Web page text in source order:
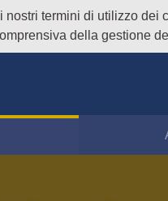
termini di utilizzo dei
della gestione